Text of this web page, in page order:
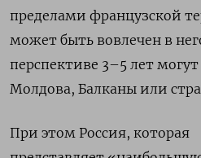
пределами французской
может быть вовлечен в
перспективе 3–5 лет
Молдова, Балканы или
При этом Россия, которая